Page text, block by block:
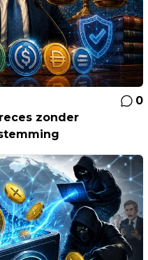
0
zonder